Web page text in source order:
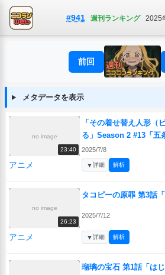
#941 週刊ランキング 2025
前回
メタデータを表示
no image
23:40
「その着せ替え人形（
る」Season 2 #13「五
2025/7/8
アニメ ▼詳細 解析
no image
26:23
タコピーの原罪 第3話
2025/7/12
アニメ ▼詳細 解析
瑠璃の宝石 第1話「は